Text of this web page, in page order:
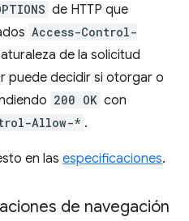
de HTTP que
Access-Control-
de la solicitud
puede decidir si otorgar o
200 OK con
Allow-* .
en las especificaciones.
de navegación